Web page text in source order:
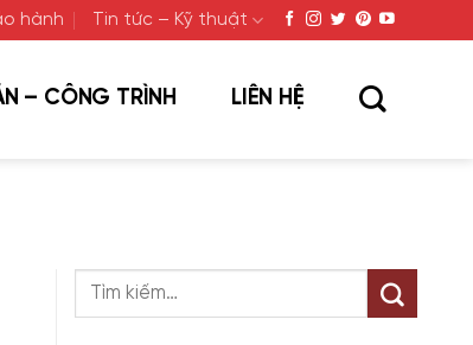
hành Tin tức – Kỹ thuật
– CÔNG TRÌNH LIÊN HỆ